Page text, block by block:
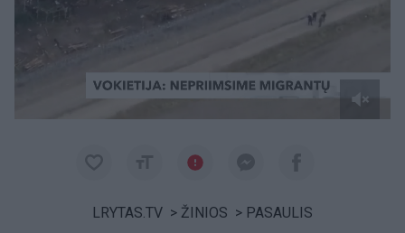
LRYTAS.TV > ŽINIOS > PASAULIS